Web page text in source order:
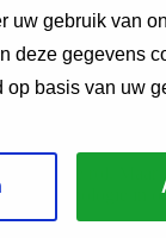
uw gebruik van
deze gegevens
basis van uw
cruciale rol.
technologie in